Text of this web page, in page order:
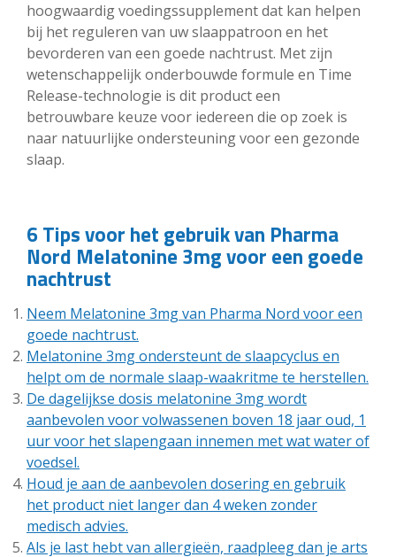
hoogwaardig voedingssupplement dat kan helpen
bij het reguleren van uw slaappatroon en het
bevorderen van een goede nachtrust. Met zijn
wetenschappelijk onderbouwde formule en Time
Release-technologie is dit product een
betrouwbare keuze voor iedereen die op zoek is
naar natuurlijke ondersteuning voor een gezonde
slaap.
6 Tips voor het gebruik van Pharma
Nord Melatonine 3mg voor een goede
nachtrust
Neem Melatonine 3mg van Pharma Nord voor een
goede nachtrust.
Melatonine 3mg ondersteunt de slaapcyclus en
helpt om de normale slaap-waakritme te herstellen.
De dagelijkse dosis melatonine 3mg wordt
aanbevolen voor volwassenen boven 18 jaar oud, 1
uur voor het slapengaan innemen met wat water of
voedsel.
Houd je aan de aanbevolen dosering en gebruik
het product niet langer dan 4 weken zonder
medisch advies.
Als je last hebt van allergieën, raadpleeg dan je arts